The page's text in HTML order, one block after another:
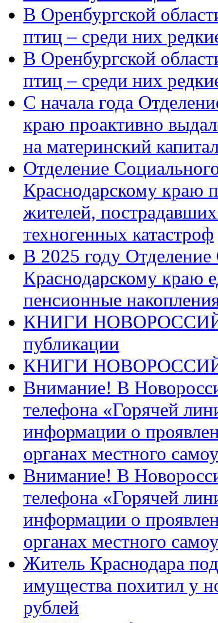
В Оренбургской
птиц – среди них
В Оренбургской
птиц – среди них
С начала года
краю проактивно
на материнский
Отделение
Краснодарскому краю
жителей,
техногенных катастроф
В 2025 году
Краснодарскому краю
пенсионные
КНИГИ
публикации
КНИГИ
Внимание! В
телефона «Горячей
информации о
органах местного
Внимание! В
телефона «Горячей
информации о
органах местного
Житель Краснодара
имущества похитил у
рублей